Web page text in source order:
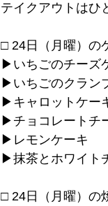
テイクアウトはひ
□ 24日（月曜）の
▶︎いちごのチーズ
▶︎いちごのクラン
▶︎キャロットケー
▶︎チョコレートチ
▶︎レモンケーキ
▶︎抹茶とホワイト
□ 24日（月曜）の